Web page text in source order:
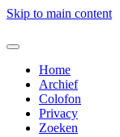
Skip to main content
Home
Archief
Colofon
Privacy
Zoeken